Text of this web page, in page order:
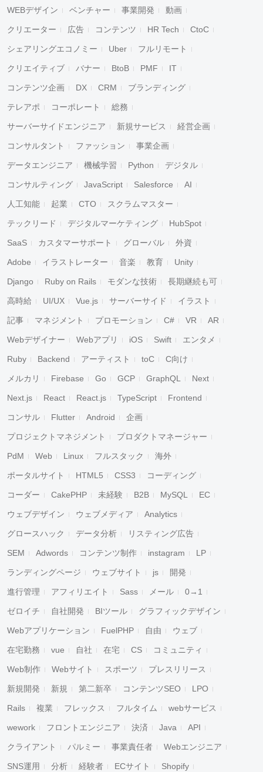
WEBデザイン ベンチャー 事業開発 動画
クリエーター 広告 コンテンツ HR Tech CtoC
シェアリングエコノミー Uber フルリモート
クリエイティブ バナー BtoB PMF IT
コンテンツ企画 DX CRM ブランディング
テレアポ コーポレート 総務
サーバーサイドエンジニア 新規サービス 経営企画
コンサルタント ファッション 事業企画
データエンジニア 機械学習 Python デジタル
コンサルティング JavaScript Salesforce AI
人工知能 起業 CTO スクラムマスター
テックリード デジタルマーケティング HubSpot
SaaS カスタマーサポート グローバル 外資
Adobe イラストレーター 音楽 教育 Unity
Django Ruby on Rails モダンな技術 長期継続も可
高時給 UI/UX Vue.js サーバーサイド イラスト
記事 マネジメント プロモーション C# VR AR
Webデザイナー Webアプリ iOS Swift エンタメ
Ruby Backend アーティスト toC C向け
メルカリ Firebase Go GCP GraphQL Next
Next.js React React.js TypeScript Frontend
コンサル Flutter Android 企画
プロジェクトマネジメント プロダクトマネージャー
PdM Web Linux フルスタック 海外
ポータルサイト HTML5 CSS3 コーディング
コーダー CakePHP 未経験 B2B MySQL EC
ウェブデザイン ウェブメディア Analytics
グロースハック データ分析 リスティング広告
SEM Adwords コンテンツ制作 instagram LP
ランディングページ ウェブサイト js 開発
進行管理 アフィリエイト Sass メール 0→1
ゼロイチ 自社開発 BIツール グラフィックデザイン
Webアプリケーション FuelPHP 自由 ウェブ
在宅勤務 vue 自社 在宅 CS コミュニティ
Web制作 Webサイト スポーツ プレスリリース
新規開発 新規 第二新卒 コンテンツSEO LPO
Rails 複業 フレックス フルタイム webサービス
wework フロントエンジニア 決済 Java API
クライアント パルミー 事業責任者 Webエンジニア
SNS運用 分析 経験者 ECサイト Shopify